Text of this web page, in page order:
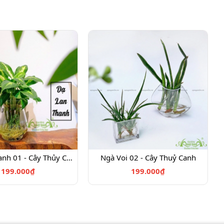
Dạ Lan Thanh 01 - Cây Thủy Canh
199.000₫
Ngà Voi 02 - Cây Thuỷ Canh
199.000₫